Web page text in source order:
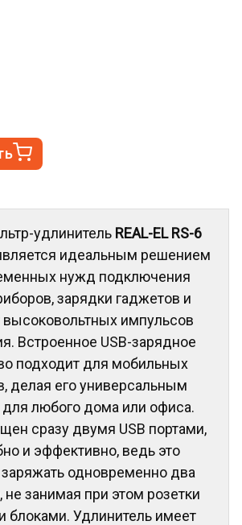
удлинитель REAL-EL RS-6
идеальным решением
нужд подключения
зарядки гаджетов и
импульсов
Встроенное USB-зарядное
подходит для мобильных
делая его универсальным
любого дома или офиса.
сразу двумя USB портами,
и эффективно, ведь это
заряжать одновременно два
не занимая при этом розетки
блоками. Удлинитель имеет